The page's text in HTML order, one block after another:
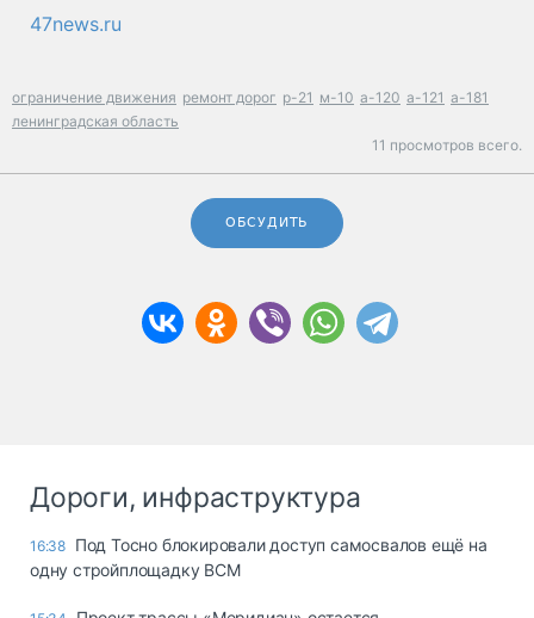
47news.ru
ограничение движения ремонт дорог р-21 м-10 а-120 а-121 а-181
ленинградская область
11 просмотров всего.
ОБСУДИТЬ
Дороги, инфраструктура
16:38 Под Тосно блокировали доступ самосвалов ещё на
одну стройплощадку ВСМ